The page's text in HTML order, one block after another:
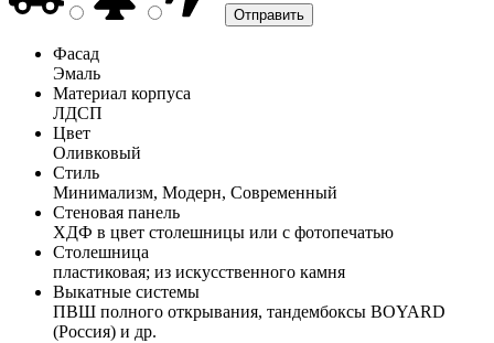
Фасад
Эмаль
Материал корпуса
ЛДСП
Цвет
Оливковый
Стиль
Минимализм, Модерн, Современный
Стеновая панель
ХДФ в цвет столешницы или с фотопечатью
Столешница
пластиковая; из искусственного камня
Выкатные системы
ПВШ полного открывания, тандембоксы BOYARD
(Россия) и др.